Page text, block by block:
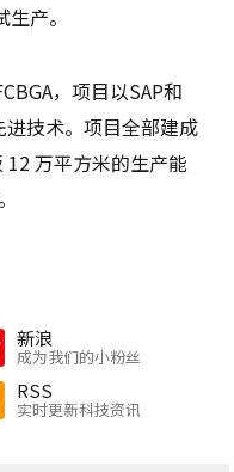
产。
，项目以SAP和
进技术。项目全部建成
万平方米的生产能
新浪
成为我们的小粉丝
RSS
实时更新科技资讯